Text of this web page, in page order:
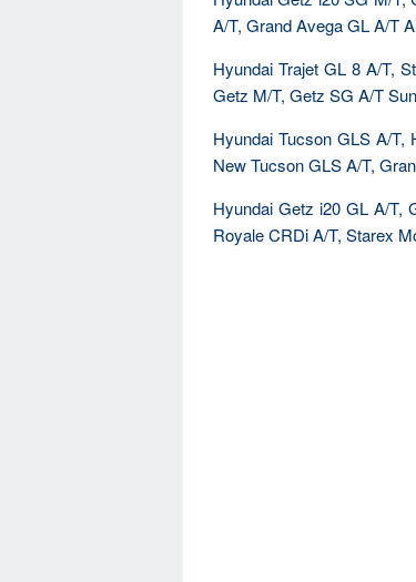
A/T, Grand Avega GL A/T
Hyundai Trajet GL 8 A/T,
Getz M/T, Getz SG A/T
Hyundai Tucson GLS A/T,
New Tucson GLS A/T,
Hyundai Getz i20 GL A/T,
Royale CRDi A/T, Starex